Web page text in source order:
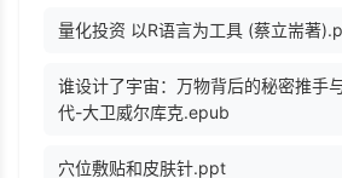
量化投资 以R语言为工具 (蔡立耑著
谁设计了宇宙：万物背后的秘密推手
代-大卫威尔库克.epub
穴位敷贴和皮肤针.ppt